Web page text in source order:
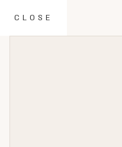
CLOSE